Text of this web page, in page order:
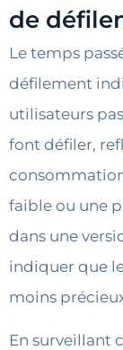
de
Le temps
défilement
utilisateurs
font défiler,
faible ou une
dans une
indiquer que
moins
En surveillant